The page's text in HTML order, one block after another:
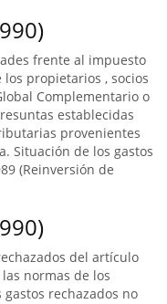
frente al impuesto
propietarios , socios
Complementario o
establecidas
provenientes
Situación de los gastos
(Reinversión de
del artículo
normas de los
rechazados no